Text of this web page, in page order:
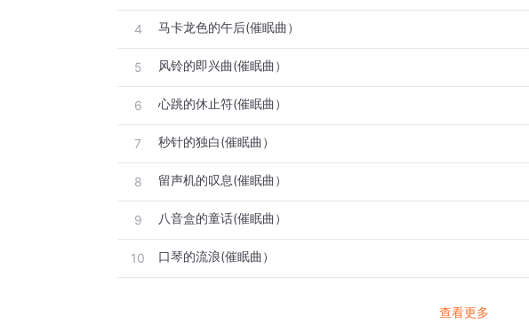
4 马卡龙色的午后(催眠曲）
5 风铃的即兴曲(催眠曲）
6 心跳的休止符(催眠曲）
7 秒针的独白(催眠曲）
8 留声机的叹息(催眠曲）
9 八音盒的童话(催眠曲）
10 口琴的流浪(催眠曲）
查看更多